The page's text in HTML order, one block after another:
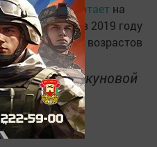
люди» работает на
образован в 2019 году
разных возрастов
– Ирина
И.Пискуновой